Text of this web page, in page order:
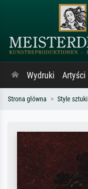
Wydruki Artyści
Strona główna Style sztuki